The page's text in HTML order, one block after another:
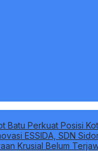
Batu Perkuat Posisi
ESSIDA, SDN
Krusial Belum